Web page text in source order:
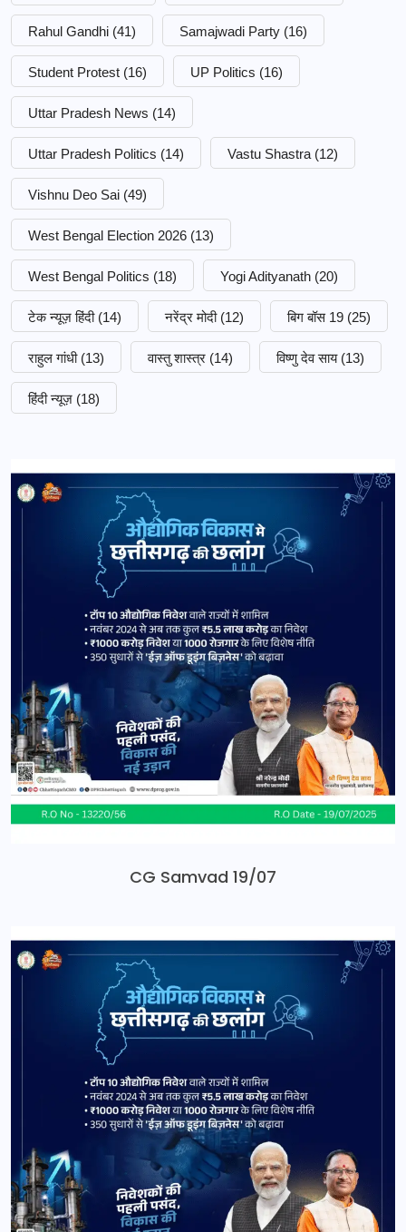
Rahul Gandhi (41) Samajwadi Party (16)
Student Protest (16) UP Politics (16)
Uttar Pradesh News (14)
Uttar Pradesh Politics (14) Vastu Shastra (12)
Vishnu Deo Sai (49)
West Bengal Election 2026 (13)
West Bengal Politics (18) Yogi Adityanath (20)
टेक न्यूज़ हिंदी (14) नरेंद्र मोदी (12) बिग बॉस 19 (25)
राहुल गांधी (13) वास्तु शास्त्र (14) विष्णु देव साय (13)
हिंदी न्यूज़ (18)
CG Samvad 19/07